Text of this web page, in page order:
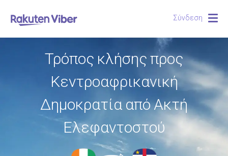
Σύνδεση
Τρόπος κλήσης προς
Κεντροαφρικανική
Δημοκρατία από Ακτή
Ελεφαντοστού